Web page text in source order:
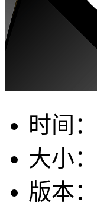
时间：
大小：
版本：